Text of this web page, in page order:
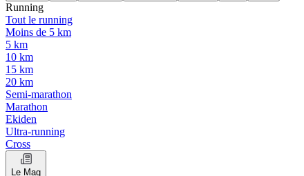
Running
Tout le running
Moins de 5 km
5 km
10 km
15 km
20 km
Semi-marathon
Marathon
Ekiden
Ultra-running
Cross
Le Mag